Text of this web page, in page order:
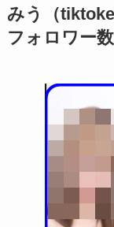
みう（
フォロワー